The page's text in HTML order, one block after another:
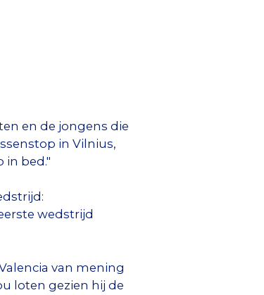
en de jongens die
in Vilnius,
in bed."
wedstrijd
van mening
loten gezien hij de